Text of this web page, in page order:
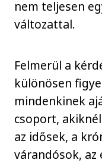
nem teljesen
változattal.
Felmerül a
különösen
mindenkinek
csoport,
az idősek, a
várandósok, az